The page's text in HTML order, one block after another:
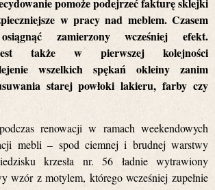
w pracy nad meblem. Czasem
zamierzony wcześniej efekt.
jest także w pierwszej kolejności
wszelkich spękań okleiny zanim
starej powłoki lakieru, farby czy
renowacji w ramach weekendowych
mebli – spod ciemnej i brudnej warstwy
krzesła nr. 56 ładnie wytrawiony
wzór z motylem, którego wcześniej zupełnie